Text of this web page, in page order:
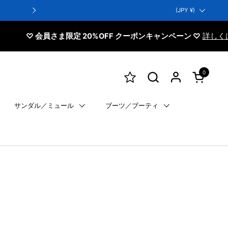
翌日配送：営業日13時までは即日発送！最短翌
国/地域
(JPY ¥)
♡ 会員さま限定 20%OFF クーポンキャンペーン ♡ 詳しくはこち
カートを開
0
サンダル／ミュール ブーツ／ブーティ